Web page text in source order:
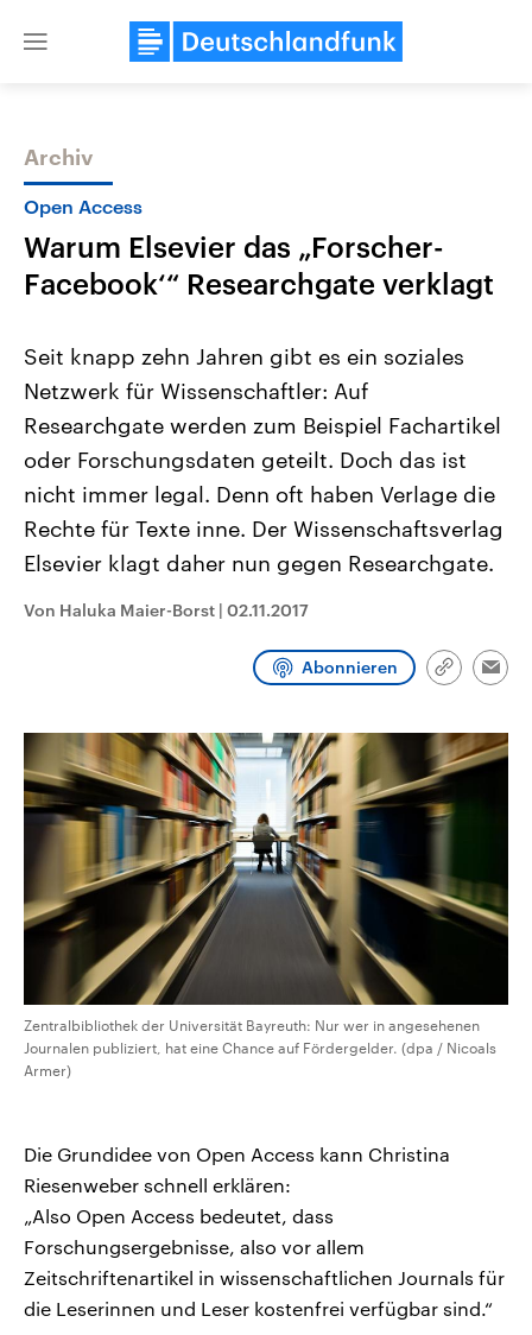
Close
Themen
Landtagswahl Sachsen-Anhalt
2026
Alle Informationen
Sachsen-Anhalt wählt am 6.
September 2026 einen neuen
Landtag. Seit 2021 wird das
Bundesland von einer Koalition aus
Umfragen, Prognosen,
und Hintergründe zu den Parteien
und Kandidaten der anstehenden
USA
Aktuelle Beiträge,
Hintergründe
Wirtschaftlich und
gehören die Vereinigten
den mächtigsten Ländern
mit großem Einfluss auf
aktuelle Weltgeschehen.
Sendungen Programm Podcasts
Archiv
Open Access
Warum Elsevier das „Forscher-
Facebook‘“ Researchgate verklagt
Seit knapp zehn Jahren gibt es ein soziales
Netzwerk für Wissenschaftler: Auf
Researchgate werden zum Beispiel Fachartikel
oder Forschungsdaten geteilt. Doch das ist
nicht immer legal. Denn oft haben Verlage die
Rechte für Texte inne. Der Wissenschaftsverlag
Elsevier klagt daher nun gegen Researchgate.
Von Haluka Maier-Borst | 02.11.2017
Abonnieren
Link
Zentralbibliothek der Universität Bayreuth: Nur wer in angesehenen
Journalen publiziert, hat eine Chance auf Fördergelder. (dpa / Nicoals
Armer)
Die Grundidee von Open Access kann Christina
Riesenweber schnell erklären:
„Also Open Access bedeutet, dass
Forschungsergebnisse, also vor allem
Zeitschriftenartikel in wissenschaftlichen Journals für
die Leserinnen und Leser kostenfrei verfügbar sind.“